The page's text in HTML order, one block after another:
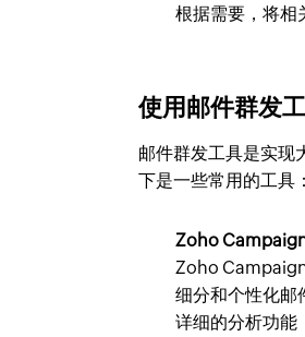
根据需要，将相
使用邮件群发
邮件群发工具是实现
下是一些常用的工具：
Zoho
Zoho
细分和个性化邮
详细的分析功